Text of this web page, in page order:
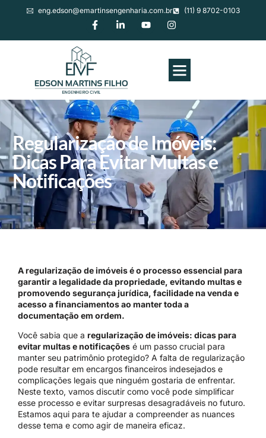
eng.edson@emartinsengenharia.com.br (11) 9 8702-0103
Regularização de Imóveis:
Dicas Para Evitar Multas e
Notificações
A regularização de imóveis é o processo essencial para
garantir a legalidade da propriedade, evitando multas e
promovendo segurança jurídica, facilidade na venda e
acesso a financiamentos ao manter toda a
documentação em ordem.
Você sabia que a regularização de imóveis: dicas para
evitar multas e notificações é um passo crucial para
manter seu patrimônio protegido? A falta de regularização
pode resultar em encargos financeiros indesejados e
complicações legais que ninguém gostaria de enfrentar.
Neste texto, vamos discutir como você pode simplificar
esse processo e evitar surpresas desagradáveis no futuro.
Estamos aqui para te ajudar a compreender as nuances
desse tema e como agir de maneira eficaz.